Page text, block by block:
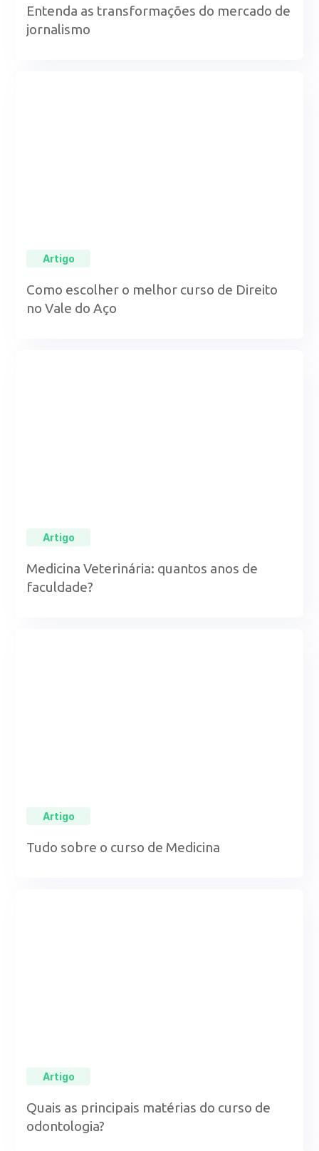
Entenda as transformações do mercado de
jornalismo
Artigo
Como escolher o melhor curso de Direito
no Vale do Aço
Artigo
Medicina Veterinária: quantos anos de
faculdade?
Artigo
Tudo sobre o curso de Medicina
Artigo
Quais as principais matérias do curso de
odontologia?